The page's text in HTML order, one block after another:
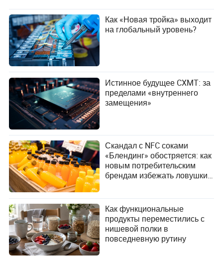
потребностей
Как «Новая тройка» выходит
на глобальный уровень?
Истинное будущее CXMT: за
пределами «внутреннего
замещения»
Скандал с NFC соками
«Блендинг» обостряется: как
новым потребительским
брендам избежать ловушки
Как функциональные
продукты переместились с
нишевой полки в
повседневную рутину